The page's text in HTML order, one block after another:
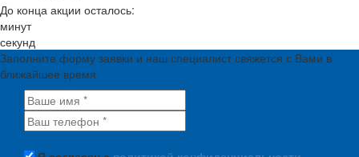
До конца акции осталось:
минут
секунд
Заполните форму заявки и наш специалист свяжется с Вами в
ближайшее время